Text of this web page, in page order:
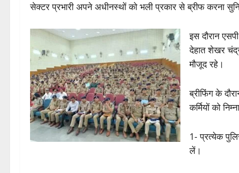
सेक्टर प्रभारी अपने अधीनस्थों को भली प्रकार से ब्रीफ करना
इस दौरान
देहात शेखर
मौजूद रहे।
ब्रीफिंग के
कर्मियों को
1- प्रत्येक
लें।